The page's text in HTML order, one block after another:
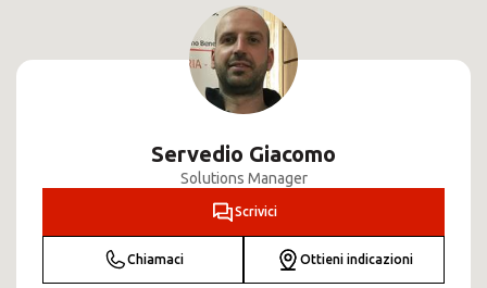
Servedio Giacomo
Solutions Manager
Scrivici
Chiamaci Ottieni indicazioni